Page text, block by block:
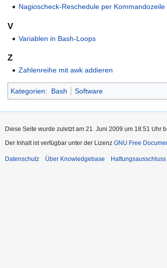
Nagioscheck-Reschedule per Kommandozeile
V
Variablen in Bash-Loops
Z
Zahlenreihe mit awk addieren
Kategorien: Bash Software
Diese Seite wurde zuletzt am 21. Juni 2009 um 18:51 Uhr
Der Inhalt ist verfügbar unter der Lizenz GNU Free
Datenschutz Über Knowledgebase Haftungsausschluss